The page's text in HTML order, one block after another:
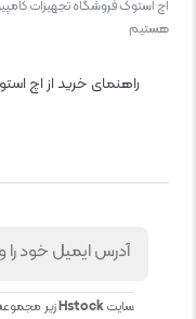
اچ استوک فروشگاه تجهیزات
هستیم
راهنمای خرید از اچ
سایتHstockزیر